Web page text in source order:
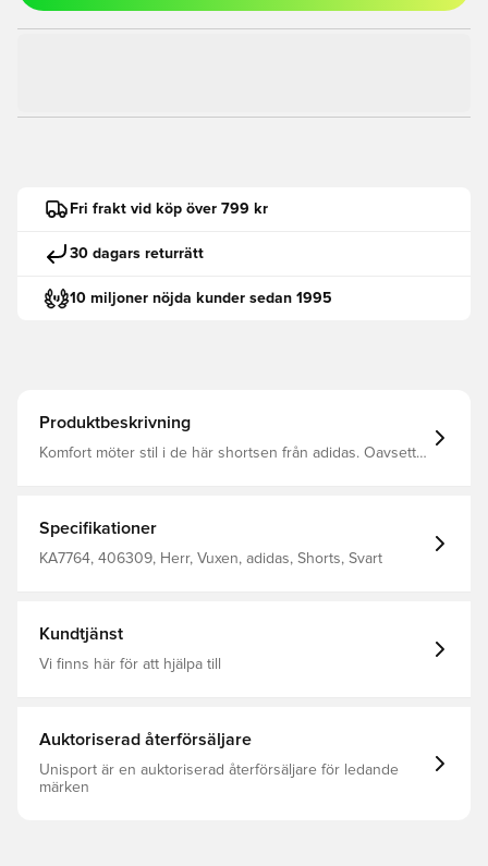
Fri frakt vid köp över 799 kr
30 dagars returrätt
10 miljoner nöjda kunder sedan 1995
Produktbeskrivning
Komfort möter stil i de här shortsen från adidas. Oavsett
följer dina rörelser hela dagen. Kombinera med en t-shirt
eller ett linne och dina favoritsneakers för en ledig look.
Normal passform Elastisk midja med dragsko 54 %
Specifikationer
KA7764, 406309, Herr, Vuxen, adidas, Shorts, Svart
Kundtjänst
Vi finns här för att hjälpa till
Auktoriserad återförsäljare
Unisport är en auktoriserad återförsäljare för ledande
märken